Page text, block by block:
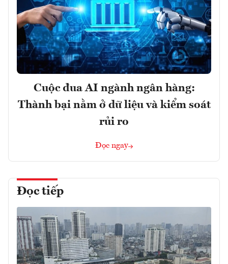
Cuộc đua AI ngành ngân hàng:
Thành bại nằm ở dữ liệu và kiểm soát
rủi ro
Đọc ngay
Đọc tiếp